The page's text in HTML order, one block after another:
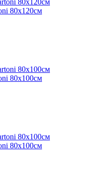
80х120см
80х100см
80х100см